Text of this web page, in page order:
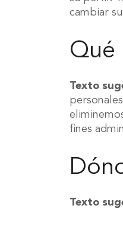
cambiar
Qué
Texto
fines
Texto